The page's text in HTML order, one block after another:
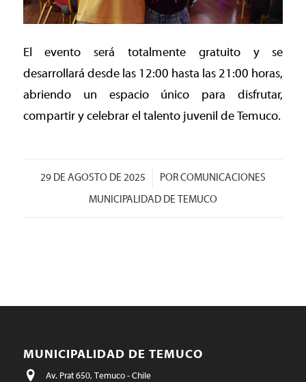
El evento será totalmente gratuito y se
desarrollará desde las 12:00 hasta las 21:00 horas,
abriendo un espacio único para disfrutar,
compartir y celebrar el talento juvenil de Temuco.
29 DE AGOSTO DE 2025
/ PORCOMUNICACIONES
MUNICIPALIDAD DE TEMUCO
MUNICIPALIDAD DE TEMUCO
Av. Prat 650, Temuco - Chile